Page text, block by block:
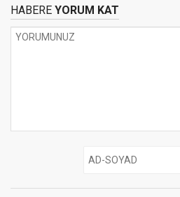
HABERE YORUM KAT